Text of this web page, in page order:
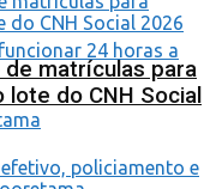
matrículas para
do CNH Social